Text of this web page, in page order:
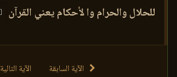
للحلال والحرام وا لأحكام يعني القرآن
الآية السابقة الآية التالية